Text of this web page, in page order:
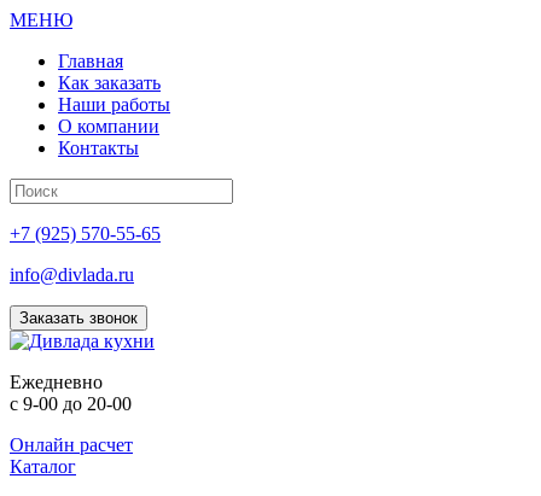
МЕНЮ
Главная
Как заказать
Наши работы
О компании
Контакты
+7 (925) 570-55-65
info@divlada.ru
Заказать звонок
Ежедневно
с 9-00 до 20-00
Онлайн расчет
Каталог